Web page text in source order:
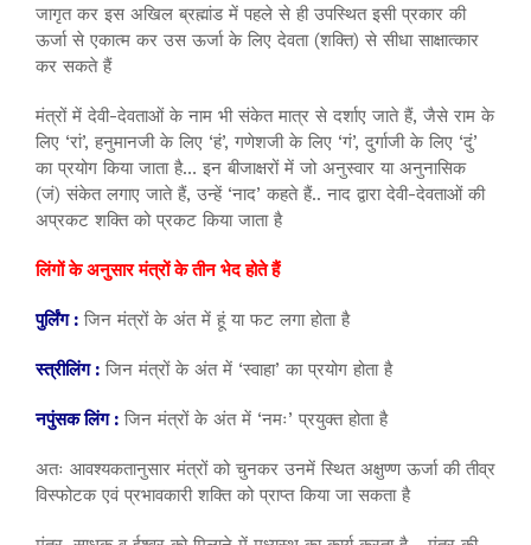
जागृत कर इस अखिल ब्रह्मांड में पहले से ही उपस्थित इसी प्रकार की
ऊर्जा से एकात्म कर उस ऊर्जा के लिए देवता (शक्ति) से सीधा साक्षात्कार
कर सकते हैं
मंत्रों में देवी-देवताओं के नाम भी संकेत मात्र से दर्शाए जाते हैं, जैसे राम के
लिए ‘रां’, हनुमानजी के लिए ‘हं’, गणेशजी के लिए ‘गं’, दुर्गाजी के लिए ‘दुं’
का प्रयोग किया जाता है… इन बीजाक्षरों में जो अनुस्वार या अनुनासिक
(जं) संकेत लगाए जाते हैं, उन्हें ‘नाद’ कहते हैं.. नाद द्वारा देवी-देवताओं की
अप्रकट शक्ति को प्रकट किया जाता है
लिंगों के अनुसार मंत्रों के तीन भेद होते हैं
पुर्लिंग : जिन मंत्रों के अंत में हूं या फट लगा होता है
स्त्रीलिंग : जिन मंत्रों के अंत में ‘स्वाहा’ का प्रयोग होता है
नपुंसक लिंग : जिन मंत्रों के अंत में ‘नमः’ प्रयुक्त होता है
अतः आवश्यकतानुसार मंत्रों को चुनकर उनमें स्थित अक्षुण्ण ऊर्जा की तीव्र
विस्फोटक एवं प्रभावकारी शक्ति को प्राप्त किया जा सकता है